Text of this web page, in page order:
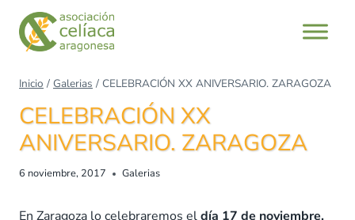
Saltar
contenido
Inicio / Galerias / CELEBRACIÓN XX ANIVERSARIO. ZARAGOZA
CELEBRACIÓN XX
ANIVERSARIO. ZARAGOZA
6 noviembre, 2017 Galerias
En Zaragoza lo celebraremos eldía 17 de noviembre,